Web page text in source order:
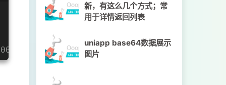
(中国标准时间)
新，有这么几个方式；常
用于详情返回列表
uniapp base64数据展示
图片